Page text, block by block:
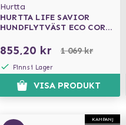
Hurtta
HURTTA LIFE SAVIOR
HUNDFLYTVÄST ECO CORAL
855,20 kr 1 069 kr
Finns i Lager
VISA PRODUKT
KAMPANJ